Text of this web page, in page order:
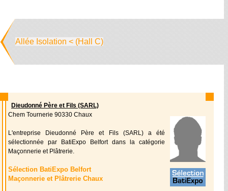
Allée Isolation < (Hall C)
Dieudonné Père et Fils (SARL)
Chem Tournerie 90330 Chaux
L'entreprise Dieudonné Père et Fils (SARL) a été
sélectionnée par BatiExpo Belfort dans la catégorie
Maçonnerie et Plâtrerie.
Sélection BatiExpo Belfort
Maçonnerie et Plâtrerie Chaux